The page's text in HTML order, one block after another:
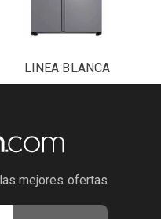
LINEA BLANCA
mejores ofertas